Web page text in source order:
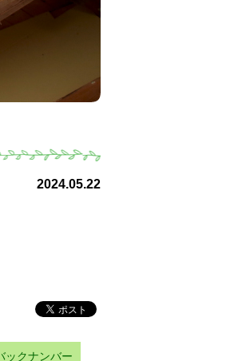
2024.05.22
ックナンバー